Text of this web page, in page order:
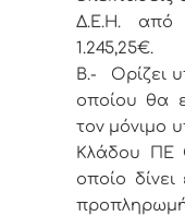
Δ.Ε.Η. από
1.245,25€.
Β.- Ορίζει
οποίου θα
τον μόνιμο
Κλάδου ΠΕ
οποίο